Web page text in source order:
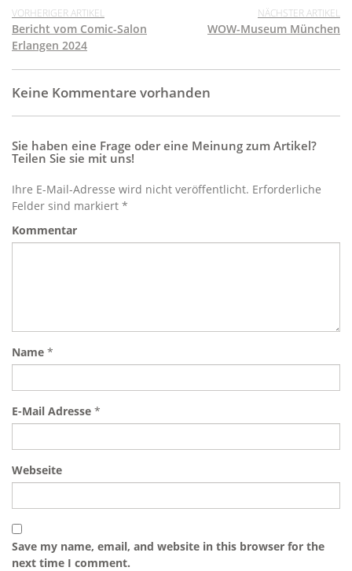
VORHERIGER ARTIKEL
Bericht vom Comic-Salon
Erlangen 2024
NÄCHSTER ARTIKEL
WOW-Museum München
Keine Kommentare vorhanden
Sie haben eine Frage oder eine Meinung zum Artikel?
Teilen Sie sie mit uns!
Ihre E-Mail-Adresse wird nicht veröffentlicht. Erforderliche
Felder sind markiert *
Kommentar
Name *
E-Mail Adresse *
Webseite
Save my name, email, and website in this browser for the
next time I comment.